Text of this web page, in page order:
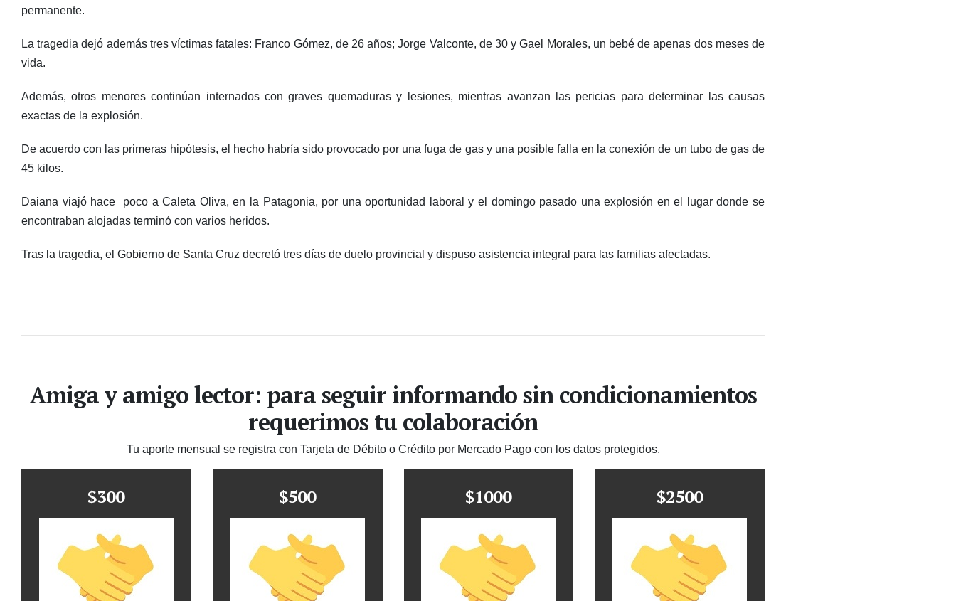
permanente.
La tragedia dejó además tres víctimas fatales: Franco Gómez, de 26 años; Jorge Valconte, de 30 y Gael Morales, un bebé de apenas dos meses de
vida.
Además, otros menores continúan internados con graves quemaduras y lesiones, mientras avanzan las pericias para determinar las causas
exactas de la explosión.
De acuerdo con las primeras hipótesis, el hecho habría sido provocado por una fuga de gas y una posible falla en la conexión de un tubo de gas de
45 kilos.
Daiana viajó hace poco a Caleta Oliva, en la Patagonia, por una oportunidad laboral y el domingo pasado una explosión en el lugar donde se
encontraban alojadas terminó con varios heridos.
Tras la tragedia, el Gobierno de Santa Cruz decretó tres días de duelo provincial y dispuso asistencia integral para las familias afectadas.
Amiga y amigo lector: para seguir informando sin condicionamientos
requerimos tu colaboración
Tu aporte mensual se registra con Tarjeta de Débito o Crédito por Mercado Pago con los datos protegidos.
$300 $500 $1000 $2500